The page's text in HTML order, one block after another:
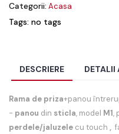
Categorii: Acasa
Tags: no tags
DESCRIERE DETALII
Rama de priza+panou
- panou din sticla, model M1,
perdele/jaluzele cu touch ,